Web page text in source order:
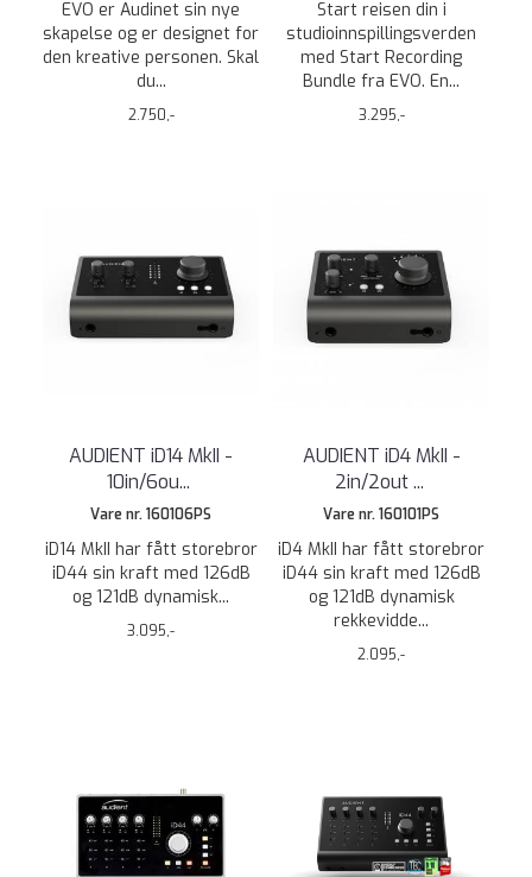
EVO er Audinet sin nye
skapelse og er designet for
den kreative personen. Skal
du...
2.750,-
Start reisen din i
studioinnspillingsverden
med Start Recording
Bundle fra EVO. En...
3.295,-
AUDIENT iD14 MkII -
10in/6ou...
Vare nr. 160106PS
iD14 MkII har fått storebror
iD44 sin kraft med 126dB
og 121dB dynamisk...
3.095,-
AUDIENT iD4 MkII -
2in/2out...
Vare nr. 160101PS
iD4 MkII har fått storebror
iD44 sin kraft med 126dB
og 121dB dynamisk
rekkevidde...
2.095,-